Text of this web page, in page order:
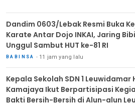
Dandim 0603/Lebak Resmi Buka
Karate Antar Dojo INKAI, Jaring
Unggul Sambut HUT ke-81 RI
BABINSA 11 jam yang lalu
Kepala Sekolah SDN 1 Leuwidamar
Kamajaya Ikut Berpartisipasi
Bakti Bersih-Bersih di Alun-alun